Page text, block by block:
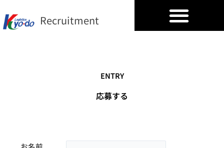
容
を
Recruitment
ENTRY
応募する